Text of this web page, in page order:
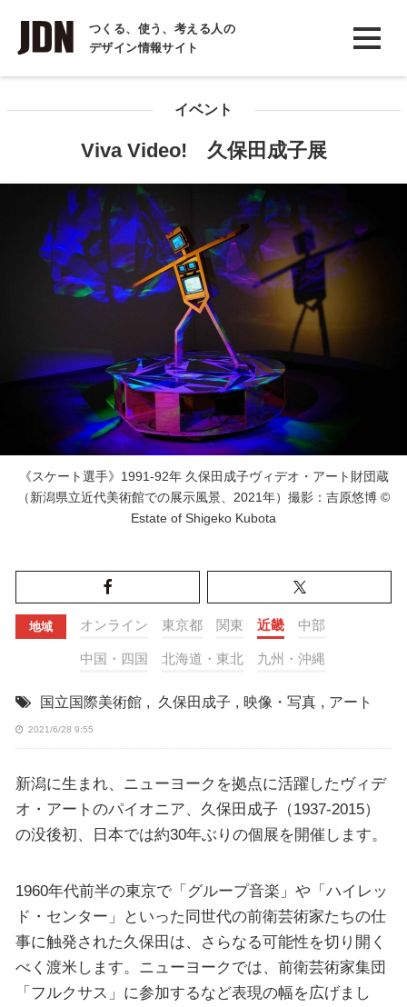
つくる、使う、考える人の
デザイン情報サイト
INTERVIEW
インタビュー
コラム
イベント
Viva Video! 久保田成子展
《スケート選手》1991-92年 久保田成子ヴィデオ・アート財団蔵
（新潟県立近代美術館での展示風景、2021年）撮影：吉原悠博 ©
Estate of Shigeko Kubota
地域 オンライン 東京都 関東 近畿 中部
中国・四国 北海道・東北 九州・沖縄
国立国際美術館 , 久保田成子 , 映像・写真 , アート
2021/6/28 9:55
新潟に生まれ、ニューヨークを拠点に活躍したヴィデ
オ・アートのパイオニア、久保田成子（1937-2015）
の没後初、日本では約30年ぶりの個展を開催します。
1960年代前半の東京で「グループ音楽」や「ハイレッ
ド・センター」といった同世代の前衛芸術家たちの仕
事に触発された久保田は、さらなる可能性を切り開く
べく渡米します。ニューヨークでは、前衛芸術家集団
「フルクサス」に参加するなど表現の幅を広げまし